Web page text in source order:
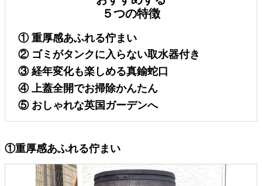
５つの特徴
① 重厚感あふれる佇まい
② ゴミがタンクに入らない取水器付き
③ 経年変化も楽しめる真鍮蛇口
④ 上蓋全開でお掃除かんたん
⑤ おしゃれな英国ガーデンへ
①重厚感あふれる佇まい